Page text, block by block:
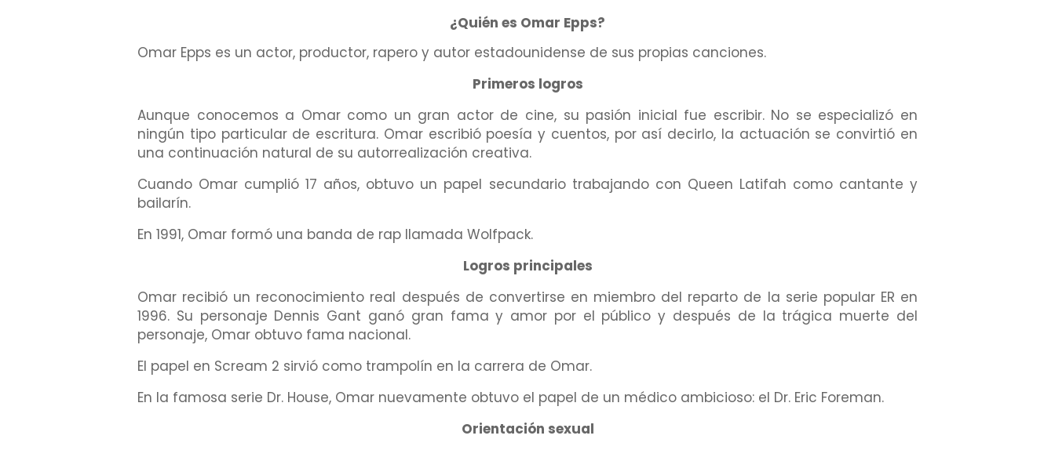
¿Quién es Omar Epps?
Omar Epps es un actor, productor, rapero y autor estadounidense de sus propias canciones.
Primeros logros
Aunque conocemos a Omar como un gran actor de cine, su pasión inicial fue escribir. No se especializó en
ningún tipo particular de escritura. Omar escribió poesía y cuentos, por así decirlo, la actuación se convirtió en
una continuación natural de su autorrealización creativa.
Cuando Omar cumplió 17 años, obtuvo un papel secundario trabajando con Queen Latifah como cantante y
bailarín.
En 1991, Omar formó una banda de rap llamada Wolfpack.
Logros principales
Omar recibió un reconocimiento real después de convertirse en miembro del reparto de la serie popular ER en
1996. Su personaje Dennis Gant ganó gran fama y amor por el público y después de la trágica muerte del
personaje, Omar obtuvo fama nacional.
El papel en Scream 2 sirvió como trampolín en la carrera de Omar.
En la famosa serie Dr. House, Omar nuevamente obtuvo el papel de un médico ambicioso: el Dr. Eric Foreman.
Orientación sexual